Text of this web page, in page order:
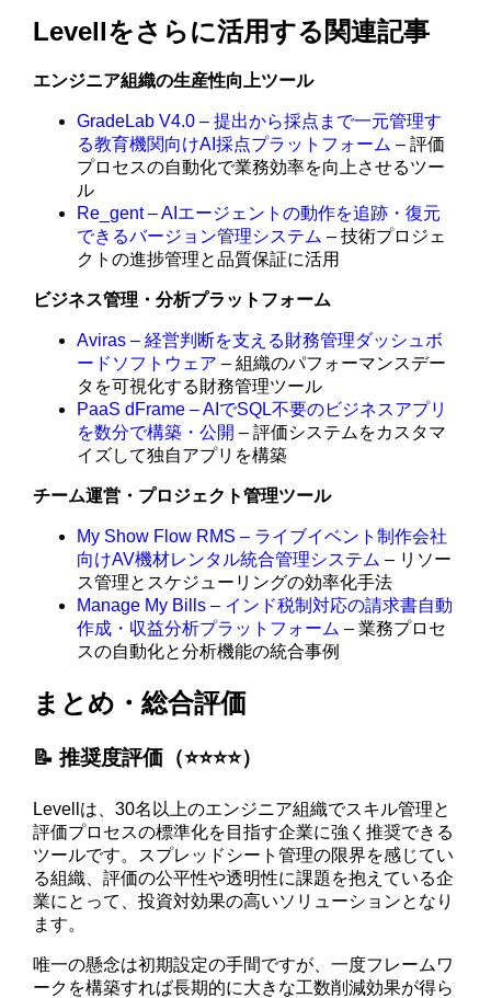
Levellをさらに活用する関連記事
エンジニア組織の生産性向上ツール
GradeLab V4.0 – 提出から採点まで一元管理す
る教育機関向けAI採点プラットフォーム – 評価
プロセスの自動化で業務効率を向上させるツー
ル
Re_gent – AIエージェントの動作を追跡・復元
できるバージョン管理システム – 技術プロジェ
クトの進捗管理と品質保証に活用
ビジネス管理・分析プラットフォーム
Aviras – 経営判断を支える財務管理ダッシュボ
ードソフトウェア – 組織のパフォーマンスデー
タを可視化する財務管理ツール
PaaS dFrame – AIでSQL不要のビジネスアプリ
を数分で構築・公開 – 評価システムをカスタマ
イズして独自アプリを構築
チーム運営・プロジェクト管理ツール
My Show Flow RMS – ライブイベント制作会社
向けAV機材レンタル統合管理システム – リソー
ス管理とスケジューリングの効率化手法
Manage My Bills – インド税制対応の請求書自動
作成・収益分析プラットフォーム – 業務プロセ
スの自動化と分析機能の統合事例
まとめ・総合評価
📝 推奨度評価（⭐️⭐️⭐️⭐️）
Levellは、30名以上のエンジニア組織でスキル管理と
評価プロセスの標準化を目指す企業に強く推奨できる
ツールです。スプレッドシート管理の限界を感じてい
る組織、評価の公平性や透明性に課題を抱えている企
業にとって、投資対効果の高いソリューションとなり
ます。
唯一の懸念は初期設定の手間ですが、一度フレームワ
ークを構築すれば長期的に大きな工数削減効果が得ら